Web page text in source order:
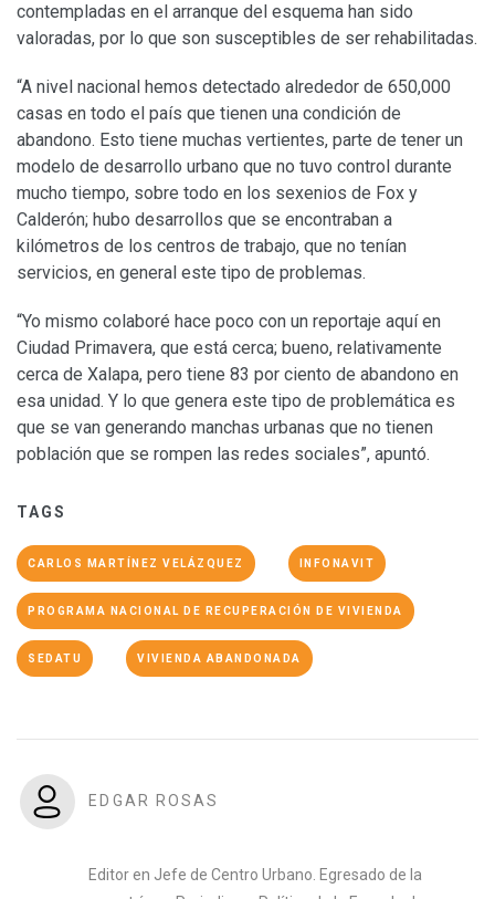
contempladas en el arranque del esquema han sido
valoradas, por lo que son susceptibles de ser rehabilitadas.
“A nivel nacional hemos detectado alrededor de 650,000
casas en todo el país que tienen una condición de
abandono. Esto tiene muchas vertientes, parte de tener un
modelo de desarrollo urbano que no tuvo control durante
mucho tiempo, sobre todo en los sexenios de Fox y
Calderón; hubo desarrollos que se encontraban a
kilómetros de los centros de trabajo, que no tenían
servicios, en general este tipo de problemas.
“Yo mismo colaboré hace poco con un reportaje aquí en
Ciudad Primavera, que está cerca; bueno, relativamente
cerca de Xalapa, pero tiene 83 por ciento de abandono en
esa unidad. Y lo que genera este tipo de problemática es
que se van generando manchas urbanas que no tienen
población que se rompen las redes sociales”, apuntó.
TAGS
CARLOS MARTÍNEZ VELÁZQUEZ INFONAVIT
PROGRAMA NACIONAL DE RECUPERACIÓN DE VIVIENDA
SEDATU VIVIENDA ABANDONADA
EDGAR ROSAS
Editor en Jefe de Centro Urbano. Egresado de la